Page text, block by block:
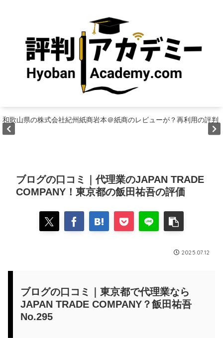
和歌山県の株式会社紀州紙商岩本＠紙商のレビューが？再利用の評判
ブログの口コミ｜代理業のJAPAN TRADE
COMPANY！東京都の飯田祐吾の評価
2025.07.12
ブログの口コミ｜東京都で代理業なら
JAPAN TRADE COMPANY？飯田祐吾
No.295